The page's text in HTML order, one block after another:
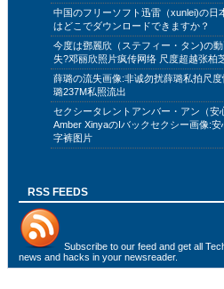
中国のフリーソフト迅雷（xunlei)の日
はどこでダウンロードできますか？
今度は鄧麗欣（ステフィー・タン)の
失?邓丽欣照片疯传网络 尺度超越张柏
薛璐の流失画像:非诚勿扰薛璐私拍尺
璐237M私照流出
セクシータレントアンバー・アン（安
Amber XinyaのIバックセクシー画像:安
字裤图片
RSS FEEDS
Subscribe to our feed and get all
news and hacks in your newsreader.